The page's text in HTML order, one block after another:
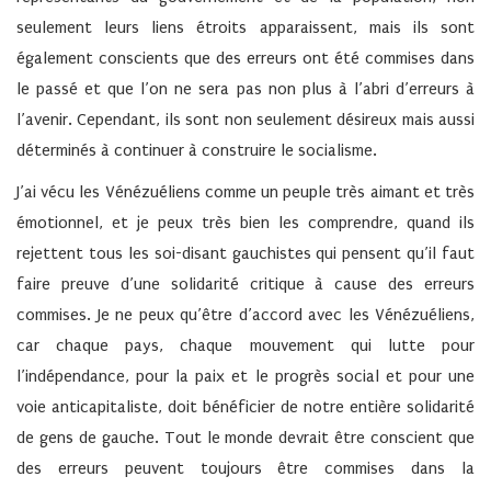
seulement leurs liens étroits apparaissent, mais ils sont
également conscients que des erreurs ont été commises dans
le passé et que l’on ne sera pas non plus à l’abri d’erreurs à
l’avenir. Cependant, ils sont non seulement désireux mais aussi
déterminés à continuer à construire le socialisme.
J’ai vécu les Vénézuéliens comme un peuple très aimant et très
émotionnel, et je peux très bien les comprendre, quand ils
rejettent tous les soi-disant gauchistes qui pensent qu’il faut
faire preuve d’une solidarité critique à cause des erreurs
commises. Je ne peux qu’être d’accord avec les Vénézuéliens,
car chaque pays, chaque mouvement qui lutte pour
l’indépendance, pour la paix et le progrès social et pour une
voie anticapitaliste, doit bénéficier de notre entière solidarité
de gens de gauche. Tout le monde devrait être conscient que
des erreurs peuvent toujours être commises dans la